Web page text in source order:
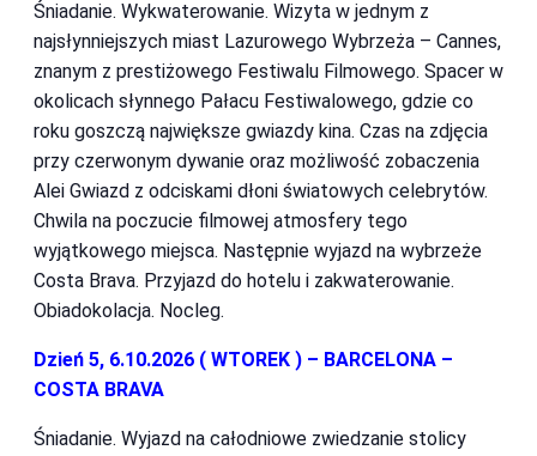
Śniadanie. Wykwaterowanie. Wizyta w jednym z
najsłynniejszych miast Lazurowego Wybrzeża – Cannes,
znanym z prestiżowego Festiwalu Filmowego. Spacer w
okolicach słynnego Pałacu Festiwalowego, gdzie co
roku goszczą największe gwiazdy kina. Czas na zdjęcia
przy czerwonym dywanie oraz możliwość zobaczenia
Alei Gwiazd z odciskami dłoni światowych celebrytów.
Chwila na poczucie filmowej atmosfery tego
wyjątkowego miejsca. Następnie wyjazd na wybrzeże
Costa Brava. Przyjazd do hotelu i zakwaterowanie.
Obiadokolacja. Nocleg.
Dzień 5, 6.10.2026 ( WTOREK ) – BARCELONA –
COSTA BRAVA
Śniadanie. Wyjazd na całodniowe zwiedzanie stolicy